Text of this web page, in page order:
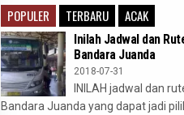
POPULER TERBARU ACAK
Inilah Jadwal dan
Bandara Juanda
2018-07-31
INILAH jadwal dan
Bandara Juanda yang dapat jadi